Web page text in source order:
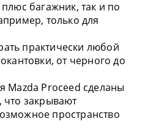
багажник, так и по
только для
практически любой
от черного до
Mazda Proceed сделаны
закрывают
пространство